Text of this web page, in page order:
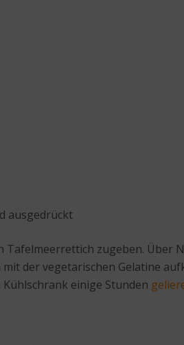
ausgedrückt
Tafelmeerrettich zugeben. Über
der vegetarischen Gelatine
einige Stunden